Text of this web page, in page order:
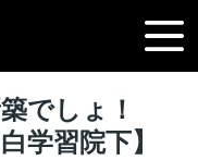
でしょ！
学習院下】